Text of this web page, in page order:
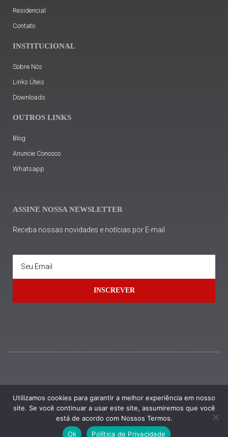
Residencial
Contato
INSTITUCIONAL
Sobre Nós
Links Úteis
Downloads
OUTROS LINKS
Blog
Anuncie Conosco
Whatsapp
ASSINE NOSSA NEWSLETTER
Receba nossas novidades e notícias por E-mail
INSCREVER
Desenvolvido porMediatriz
Utilizamos cookies para garantir a melhor experiência em nosso
site. Se você continuar a usar este site, assumiremos que você
está de acordo com Nossos Termos.
Ok
Política de Privacidade